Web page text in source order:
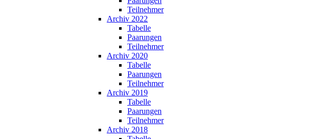
Teilnehmer
Archiv 2022
Tabelle
Paarungen
Teilnehmer
Archiv 2020
Tabelle
Paarungen
Teilnehmer
Archiv 2019
Tabelle
Paarungen
Teilnehmer
Archiv 2018